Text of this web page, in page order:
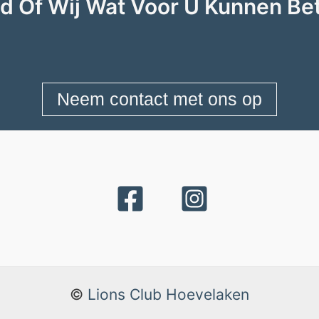
Of Wij Wat Voor U Kunnen
Neem contact met ons op
© Lions Club Hoevelaken